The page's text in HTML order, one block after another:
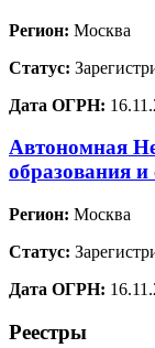
Регион: Москва
Статус:
Дата ОГРН:
Автономная
образования
Регион: Москва
Статус:
Дата ОГРН:
Реестры